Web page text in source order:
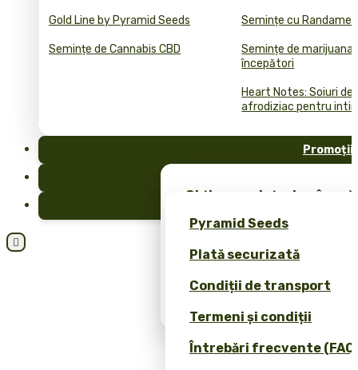
Gold Line by Pyramid Seeds
Semințe de Cannabis CBD
Semințe cu
Semințe de marijuana
începători
Heart Notes: Soiuri de
afrodiziac pentru
Promoții
Obține semințe de
dvs.!
Calculator de Prețuri
Pyramid Seeds
Plată securizată
Condiții de transport
Termeni și condiții
Întrebări frecvente
